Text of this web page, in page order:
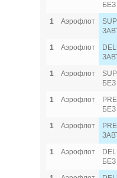
1
Аэрофлот
1
Аэрофлот
1
Аэрофлот
1
Аэрофлот
1
Аэрофлот
1
Аэрофлот